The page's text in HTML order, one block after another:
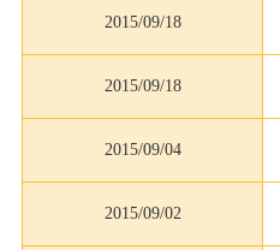
2015/09/18
2015/09/18
2015/09/04
2015/09/02